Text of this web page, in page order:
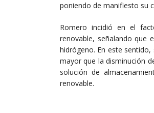
poniendo de manifiesto su
Romero incidió en el
renovable, señalando que
hidrógeno. En este
mayor que la disminución
solución de
renovable.